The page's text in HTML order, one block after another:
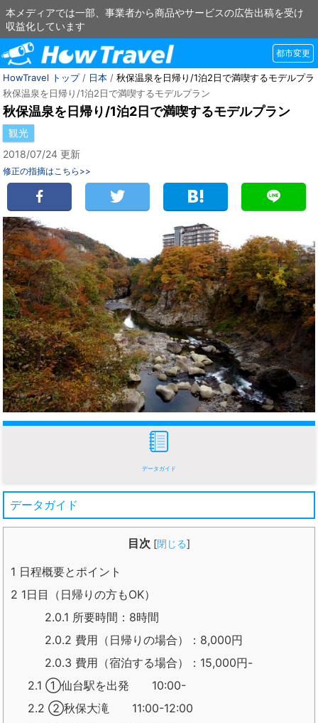
本メディアでは一部、事業者から商品やサービスの広告出稿を受け
収益化しています
都市変更
HowTravel トップ/ 日本 / 秋保温泉を日帰り/1泊2日で満喫するモデルプラ
秋保温泉を日帰り/1泊2日で満喫するモデルプラン
秋保温泉を日帰り/1泊2日で満喫するモデルプラン
観光
2018/07/24 更新
修正の指摘はこちら>>
データガイド
データガイド
目次 [閉じる]
1 日程概要とポイント
2 1日目（日帰りの方もOK）
2.0.1 所要時間：8時間
2.0.2 費用（日帰りの場合）：8,000円
2.0.3 費用（宿泊する場合）：15,000円-
2.1 ①仙台駅を出発 10:00-
2.2 ②秋保大滝 11:00-12:00